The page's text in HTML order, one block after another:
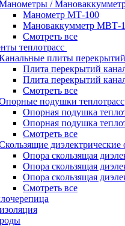
/
Манометр МТ-100
Мановаккумметр МВТ-
Смотреть все
теплотрасс
плиты перекрытий
Плита перекрытий
Плита перекрытий
Смотреть все
подушки теплотрасс
Опорная подушка
Опорная подушка
Смотреть все
диэлектрические
Опора скользящая
Опора скользящая
Опора скользящая
Смотреть все